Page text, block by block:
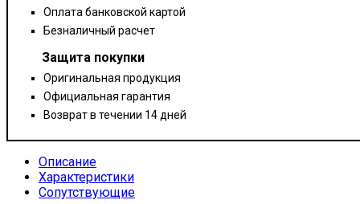
Оплата банковской картой
Безналичный расчет
Защита покупки
Оригинальная продукция
Официальная гарантия
Возврат в течении 14 дней
Описание
Характеристики
Сопутствующие